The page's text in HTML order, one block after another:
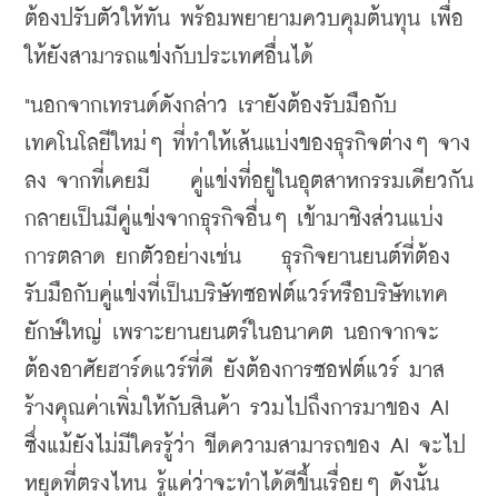
ต้องปรับตัวให้ทัน พร้อมพยายามควบคุมต้นทุน เพื่อ
ให้ยังสามารถแข่งกับประเทศอื่นได้
"นอกจากเทรนด์ดังกล่าว เรายังต้องรับมือกับ
เทคโนโลยีใหม่ๆ ที่ทำให้เส้นแบ่งของธุรกิจต่างๆ จาง
ลง จากที่เคยมี    คู่แข่งที่อยู่ในอุตสาหกรรมเดียวกัน
กลายเป็นมีคู่แข่งจากธุรกิจอื่นๆ เข้ามาชิงส่วนแบ่ง
การตลาด ยกตัวอย่างเช่น    ธุรกิจยานยนต์ที่ต้อง
รับมือกับคู่แข่งที่เป็นบริษัทซอฟต์แวร์หรือบริษัทเทค
ยักษ์ใหญ่ เพราะยานยนตร์ในอนาคต นอกจากจะ
ต้องอาศัยฮาร์ดแวร์ที่ดี ยังต้องการซอฟต์แวร์ มาส
ร้างคุณค่าเพิ่มให้กับสินค้า รวมไปถึงการมาของ AI
ซึ่งแม้ยังไม่มีใครรู้ว่า ขีดความสามารถของ AI จะไป
หยุดที่ตรงไหน รู้แค่ว่าจะทำได้ดีขึ้นเรื่อยๆ ดังนั้น